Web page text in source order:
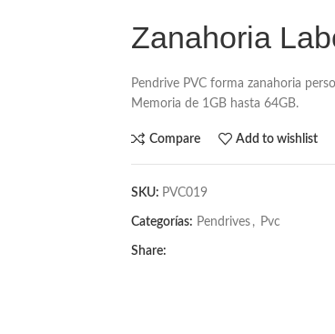
Zanahoria
Pendrive PVC forma zanahoria
Memoria de 1GB hasta 64GB.
Compare Add to wishlist
SKU: PVC019
Categorías: Pendrives , Pvc
Share: